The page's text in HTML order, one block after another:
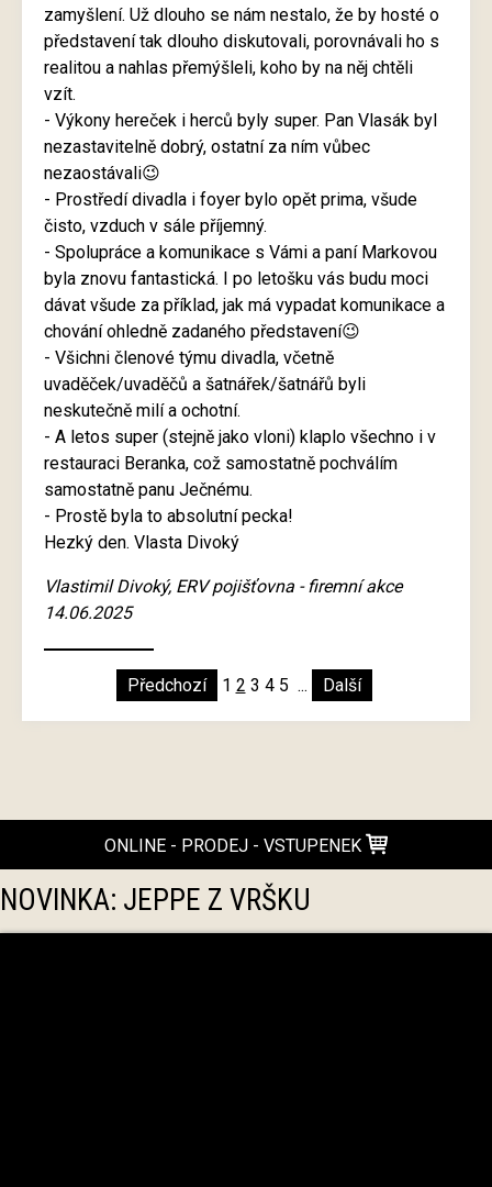
zamyšlení. Už dlouho se nám nestalo, že by hosté o
představení tak dlouho diskutovali, porovnávali ho s
realitou a nahlas přemýšleli, koho by na něj chtěli
vzít.
- Výkony hereček i herců byly super. Pan Vlasák byl
nezastavitelně dobrý, ostatní za ním vůbec
nezaostávali😉
- Prostředí divadla i foyer bylo opět prima, všude
čisto, vzduch v sále příjemný.
- Spolupráce a komunikace s Vámi a paní Markovou
byla znovu fantastická. I po letošku vás budu moci
dávat všude za příklad, jak má vypadat komunikace a
chování ohledně zadaného představení😉
- Všichni členové týmu divadla, včetně
uvaděček/uvaděčů a šatnářek/šatnářů byli
neskutečně milí a ochotní.
- A letos super (stejně jako vloni) klaplo všechno i v
restauraci Beranka, což samostatně pochválím
samostatně panu Ječnému.
- Prostě byla to absolutní pecka!
Hezký den. Vlasta Divoký
Vlastimil Divoký, ERV pojišťovna - firemní akce
14.06.2025
Předchozí 1 2 3 4 5 ... Další
ONLINE - PRODEJ - VSTUPENEK
NOVINKA: JEPPE Z VRŠKU